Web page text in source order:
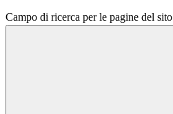
Campo di ricerca per le pagine del sito